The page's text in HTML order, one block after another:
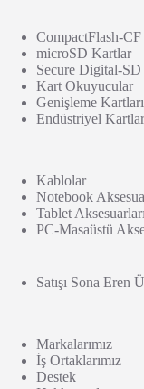
CompactFlash-
microSD Kartlar
Secure Digital-
Kart Okuyucular
Genişleme Kartları
Endüstriyel Kartlar
Kablolar
Notebook
Tablet Aksesuarları
PC-Masaüstü
Satışı Sona Eren
Markalarımız
İş Ortaklarımız
Destek